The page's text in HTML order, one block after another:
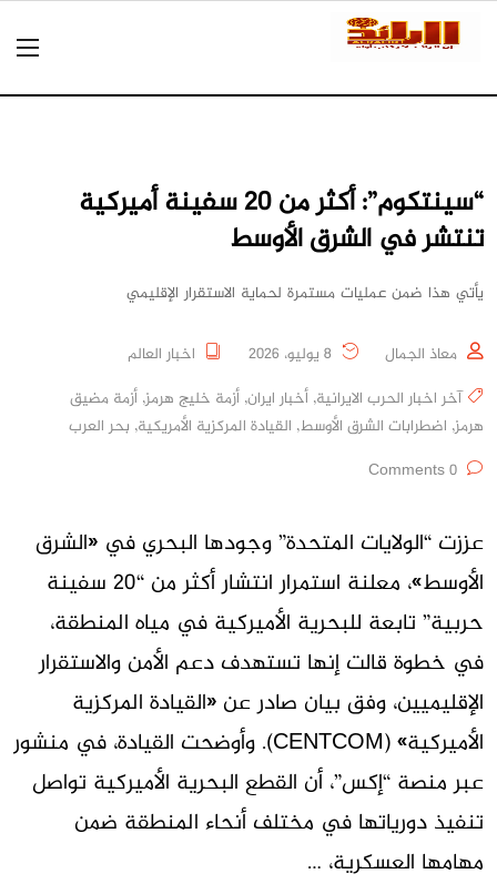
“سينتكوم”: أكثر من 20 سفينة أميركية
تنتشر في الشرق الأوسط
يأتي هذا ضمن عمليات مستمرة لحماية الاستقرار الإقليمي
معاذ الجمال
اخبار العالم
آخر اخبار الحرب الايرانية, أخبار ايران, أزمة خليج هرمز, أزمة مضيق
هرمز, اضطرابات الشرق الأوسط, القيادة المركزية الأمريكية, بحر العرب
عززت “الولايات المتحدة” وجودها البحري في «الشرق
الأوسط»، معلنة استمرار انتشار أكثر من “20 سفينة
حربية” تابعة للبحرية الأميركية في مياه المنطقة،
في خطوة قالت إنها تستهدف دعم الأمن والاستقرار
الإقليميين، وفق بيان صادر عن «القيادة المركزية
الأميركية» (CENTCOM). وأوضحت القيادة، في منشور
عبر منصة “إكس”، أن القطع البحرية الأميركية تواصل
تنفيذ دورياتها في مختلف أنحاء المنطقة ضمن
مهامها العسكرية، …